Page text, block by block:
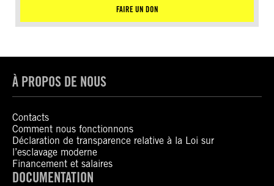
FAIRE UN DON
À PROPOS DE NOUS
Contacts
Comment nous fonctionnons
Déclaration de transparence relative à la Loi sur
l’esclavage moderne
Financement et salaires
DOCUMENTATION